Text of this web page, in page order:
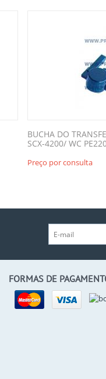
BUCHA DO
SCX-4200/ WC
Preço por consulta
FORMAS DE